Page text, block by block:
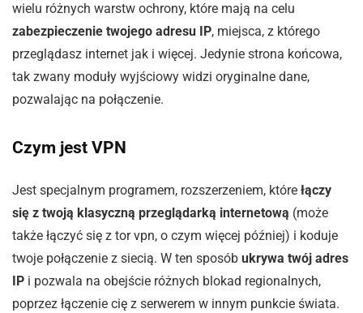
wielu różnych warstw ochrony, które mają na celu
zabezpieczenie twojego adresu IP, miejsca, z którego
przeglądasz internet jak i więcej. Jedynie strona końcowa,
tak zwany moduły wyjściowy widzi oryginalne dane,
pozwalając na połączenie.
Czym jest VPN
Jest specjalnym programem, rozszerzeniem, które łączy
się z twoją klasyczną przeglądarką internetową (może
także łączyć się z tor vpn, o czym więcej później) i koduje
twoje połączenie z siecią. W ten sposób ukrywa twój adres
IP i pozwala na obejście różnych blokad regionalnych,
poprzez łączenie cię z serwerem w innym punkcie świata.